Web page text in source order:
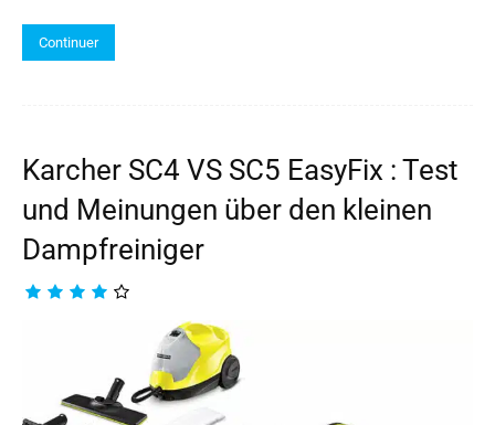
Continuer
Karcher SC4 VS SC5 EasyFix : Test
und Meinungen über den kleinen
Dampfreiniger